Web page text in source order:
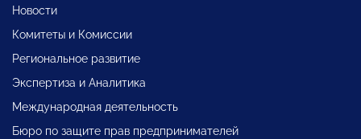
Новости
Комитеты и Комиссии
Региональное развитие
Экспертиза и Аналитика
Международная деятельность
Бюро по защите прав предпринимателей